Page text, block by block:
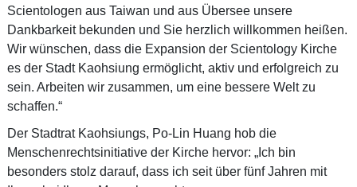
Scientologen aus Taiwan und aus Übersee unsere
Dankbarkeit bekunden und Sie herzlich willkommen heißen.
Wir wünschen, dass die Expansion der Scientology Kirche
es der Stadt Kaohsiung ermöglicht, aktiv und erfolgreich zu
sein. Arbeiten wir zusammen, um eine bessere Welt zu
schaffen.“
Der Stadtrat Kaohsiungs, Po-Lin Huang hob die
Menschenrechtsinitiative der Kirche hervor: „Ich bin
besonders stolz darauf, dass ich seit über fünf Jahren mit